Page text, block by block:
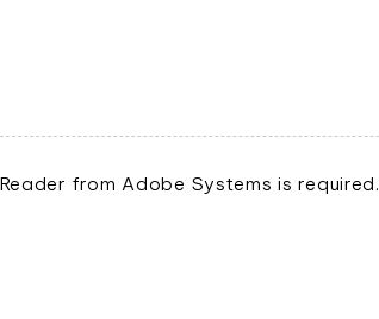
from Adobe Systems is required.